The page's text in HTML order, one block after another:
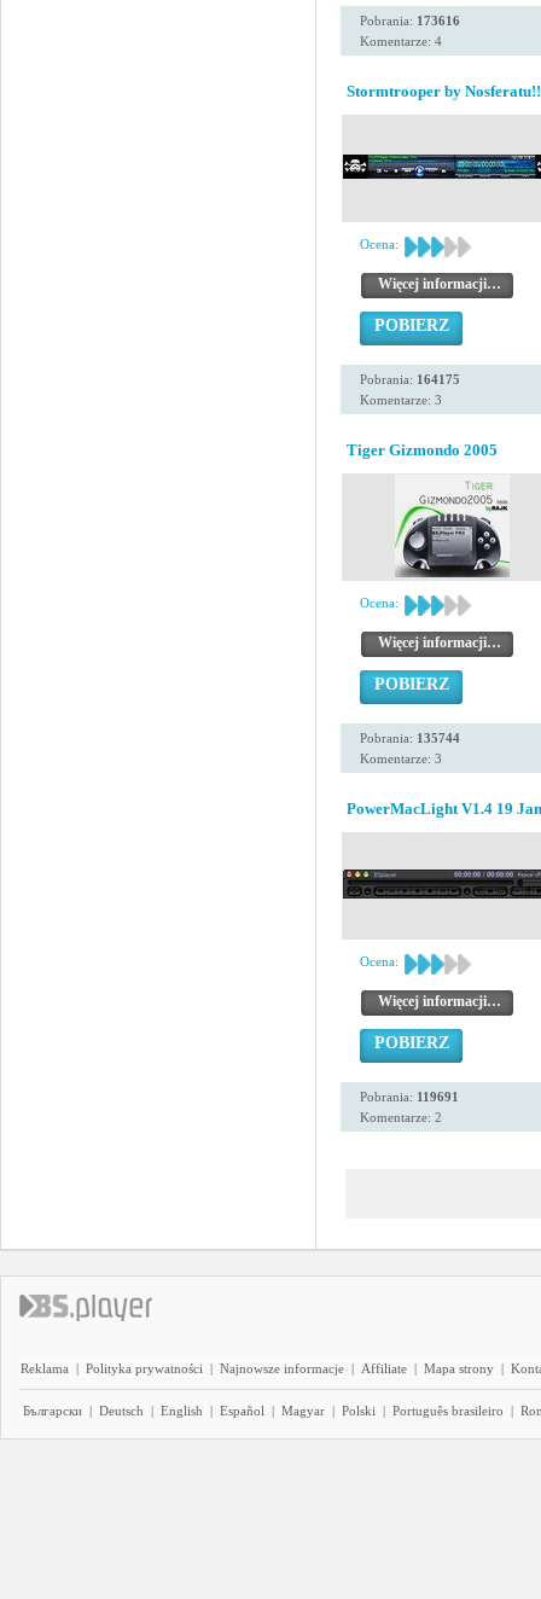
Pobrania: 173616
Komentarze: 4
Stormtrooper by Nosferatu!!
Ocena:
Więcej informacji…
POBIERZ
Pobrania: 164175
Komentarze: 3
Tiger Gizmondo 2005
Ocena:
Więcej informacji…
POBIERZ
Pobrania: 135744
Komentarze: 3
PowerMacLight V1.4 19
Ocena:
Więcej informacji…
POBIERZ
Pobrania: 119691
Komentarze: 2
Reklama | Polityka prywatności | Najnowsze informacje | Affiliate | Mapa strony |
Български | Deutsch | English | Español | Magyar | Polski | Português brasileiro |